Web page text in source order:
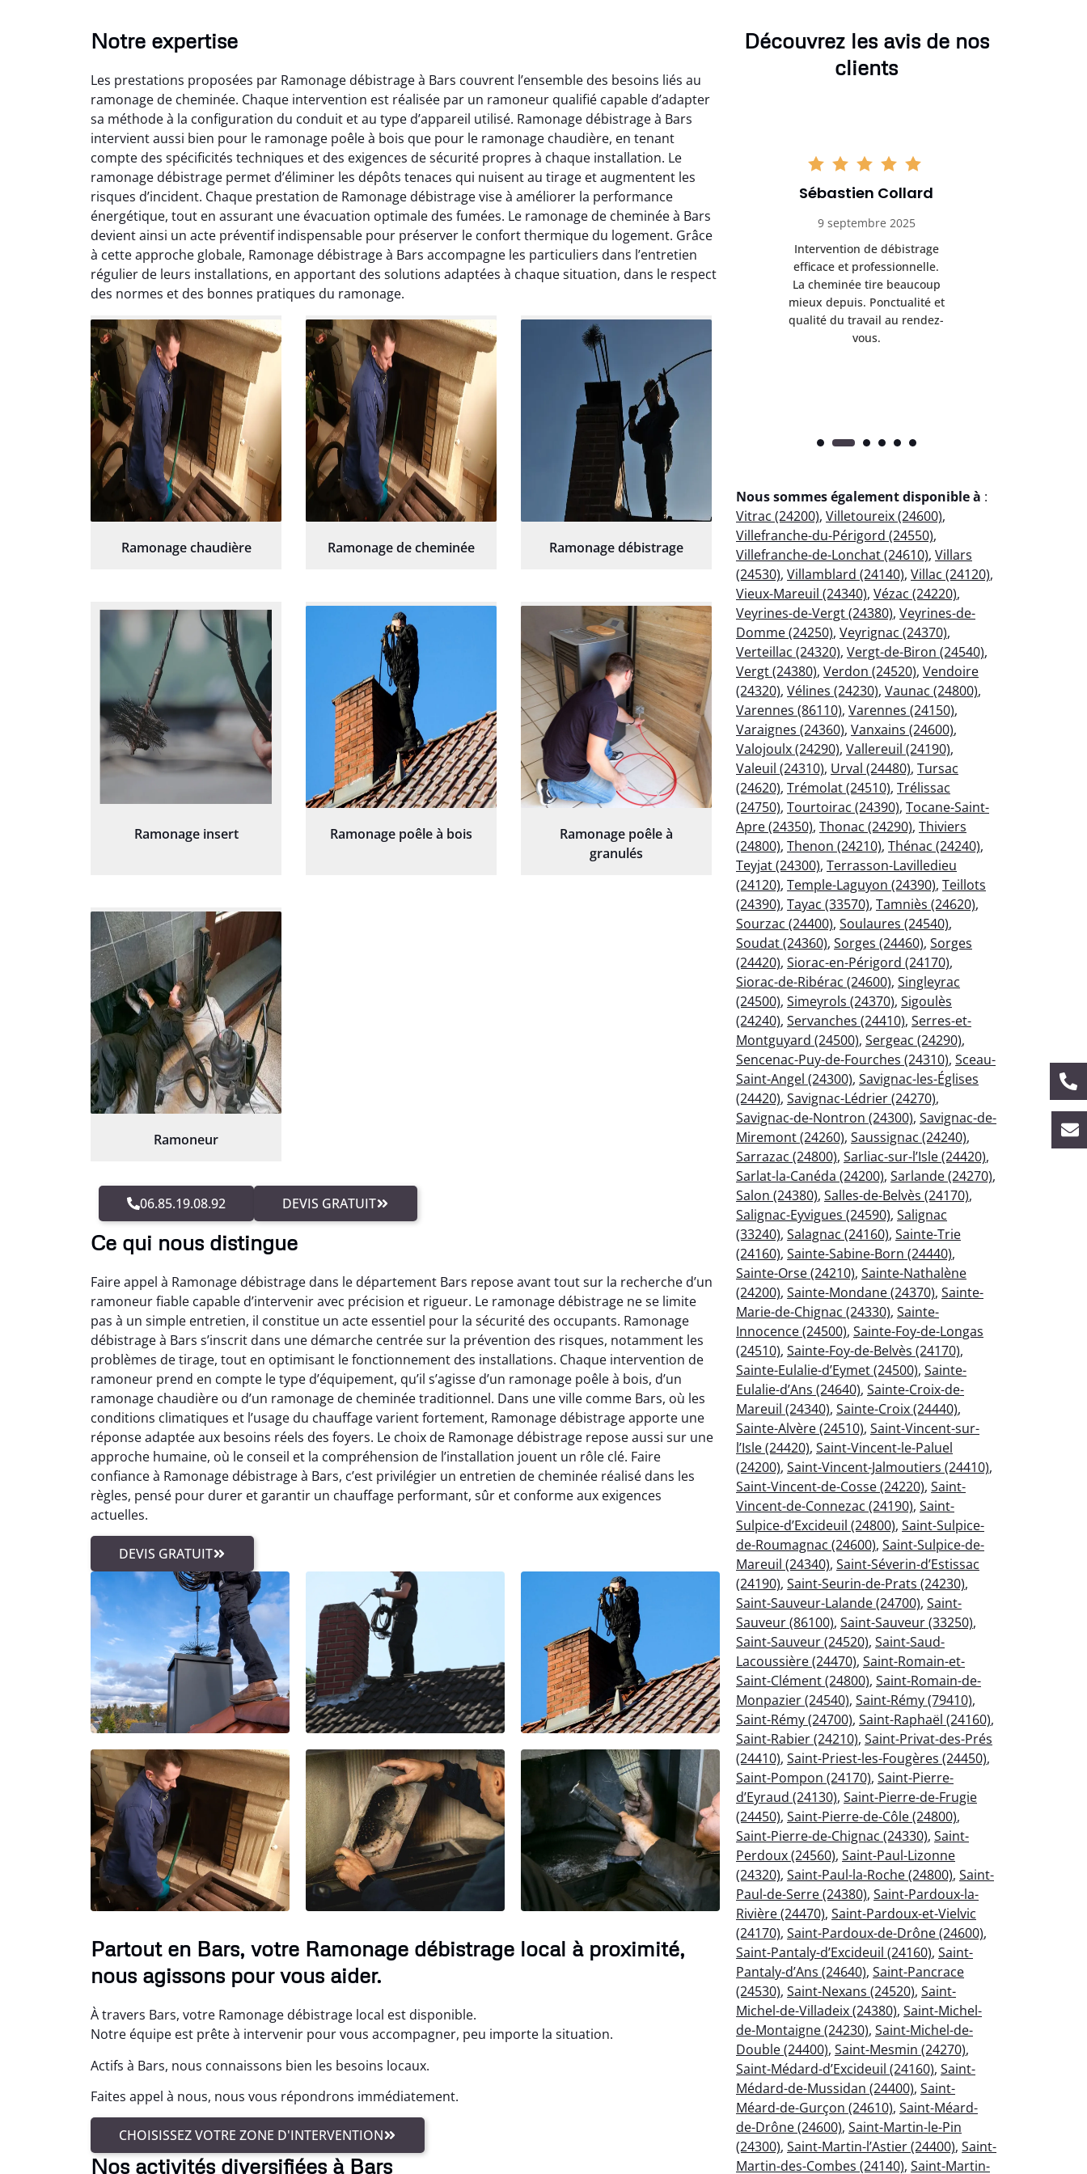
Notre expertise
Les prestations proposées par Ramonage débistrage à Bars couvrent l’ensemble des besoins liés au
ramonage de cheminée. Chaque intervention est réalisée par un ramoneur qualifié capable d’adapter
sa méthode à la configuration du conduit et au type d’appareil utilisé. Ramonage débistrage à Bars
intervient aussi bien pour le ramonage poêle à bois que pour le ramonage chaudière, en tenant
compte des spécificités techniques et des exigences de sécurité propres à chaque installation. Le
ramonage débistrage permet d’éliminer les dépôts tenaces qui nuisent au tirage et augmentent les
risques d’incident. Chaque prestation de Ramonage débistrage vise à améliorer la performance
énergétique, tout en assurant une évacuation optimale des fumées. Le ramonage de cheminée à Bars
devient ainsi un acte préventif indispensable pour préserver le confort thermique du logement. Grâce
à cette approche globale, Ramonage débistrage à Bars accompagne les particuliers dans l’entretien
régulier de leurs installations, en apportant des solutions adaptées à chaque situation, dans le respect
des normes et des bonnes pratiques du ramonage.
Ramonage chaudière Ramonage de cheminée Ramonage débistrage
Ramonage insert Ramonage poêle à bois
Ramonage poêle à
granulés
Ramoneur
06.85.19.08.92 DEVIS GRATUIT
Ce qui nous distingue
Faire appel à Ramonage débistrage dans le département Bars repose avant tout sur la recherche d’un
ramoneur fiable capable d’intervenir avec précision et rigueur. Le ramonage débistrage ne se limite
pas à un simple entretien, il constitue un acte essentiel pour la sécurité des occupants. Ramonage
débistrage à Bars s’inscrit dans une démarche centrée sur la prévention des risques, notamment les
problèmes de tirage, tout en optimisant le fonctionnement des installations. Chaque intervention de
ramoneur prend en compte le type d’équipement, qu’il s’agisse d’un ramonage poêle à bois, d’un
ramonage chaudière ou d’un ramonage de cheminée traditionnel. Dans une ville comme Bars, où les
conditions climatiques et l’usage du chauffage varient fortement, Ramonage débistrage apporte une
réponse adaptée aux besoins réels des foyers. Le choix de Ramonage débistrage repose aussi sur une
approche humaine, où le conseil et la compréhension de l’installation jouent un rôle clé. Faire
confiance à Ramonage débistrage à Bars, c’est privilégier un entretien de cheminée réalisé dans les
règles, pensé pour durer et garantir un chauffage performant, sûr et conforme aux exigences
actuelles.
DEVIS GRATUIT
Partout en Bars, votre Ramonage débistrage local à proximité,
nous agissons pour vous aider.
À travers Bars, votre Ramonage débistrage local est disponible.
Notre équipe est prête à intervenir pour vous accompagner, peu importe la situation.
Actifs à Bars, nous connaissons bien les besoins locaux.
Faites appel à nous, nous vous répondrons immédiatement.
CHOISISSEZ VOTRE ZONE D'INTERVENTION
Nos activités diversifiées à Bars
Découvrez les avis de nos
clients
Loïc Marchand
24 janvier 2026
Très bon travail de
débistrage et ramonage.
nettoyée et fonctionnement
nettement amélioré. Je
recommande sans
hésitation.
Claire Vautrin
21 juin 2025
Ramonage très bien réalisé,
travail propre et soigné.
Toutes les explications ont
laissé impeccable. Service
sérieux et rassurant.
Sébastien Collard
9 septembre 2025
Intervention de débistrage
efficace et professionnelle.
La cheminée tire beaucoup
mieux depuis. Ponctualité et
qualité du travail au rendez-
vous.
Nous sommes également disponible à :
Vitrac (24200), Villetoureix (24600),
Villefranche-du-Périgord (24550),
Villefranche-de-Lonchat (24610), Villars
(24530), Villamblard (24140), Villac (24120),
Vieux-Mareuil (24340), Vézac (24220),
Veyrines-de-Vergt (24380), Veyrines-de-
Domme (24250), Veyrignac (24370),
Verteillac (24320), Vergt-de-Biron (24540),
Vergt (24380), Verdon (24520), Vendoire
(24320), Vélines (24230), Vaunac (24800),
Varennes (86110), Varennes (24150),
Varaignes (24360), Vanxains (24600),
Valojoulx (24290), Vallereuil (24190),
Valeuil (24310), Urval (24480), Tursac
(24620), Trémolat (24510), Trélissac
(24750), Tourtoirac (24390), Tocane-Saint-
Apre (24350), Thonac (24290), Thiviers
(24800), Thenon (24210), Thénac (24240),
Teyjat (24300), Terrasson-Lavilledieu
(24120), Temple-Laguyon (24390), Teillots
(24390), Tayac (33570), Tamniès (24620),
Sourzac (24400), Soulaures (24540),
Soudat (24360), Sorges (24460), Sorges
(24420), Siorac-en-Périgord (24170),
Siorac-de-Ribérac (24600), Singleyrac
(24500), Simeyrols (24370), Sigoulès
(24240), Servanches (24410), Serres-et-
Montguyard (24500), Sergeac (24290),
Sencenac-Puy-de-Fourches (24310), Sceau-
Saint-Angel (24300), Savignac-les-Églises
(24420), Savignac-Lédrier (24270),
Savignac-de-Nontron (24300), Savignac-de-
Miremont (24260), Saussignac (24240),
Sarrazac (24800), Sarliac-sur-l’Isle (24420),
Sarlat-la-Canéda (24200), Sarlande (24270),
Salon (24380), Salles-de-Belvès (24170),
Salignac-Eyvigues (24590), Salignac
(33240), Salagnac (24160), Sainte-Trie
(24160), Sainte-Sabine-Born (24440),
Sainte-Orse (24210), Sainte-Nathalène
(24200), Sainte-Mondane (24370), Sainte-
Marie-de-Chignac (24330), Sainte-
Innocence (24500), Sainte-Foy-de-Longas
(24510), Sainte-Foy-de-Belvès (24170),
Sainte-Eulalie-d’Eymet (24500), Sainte-
Eulalie-d’Ans (24640), Sainte-Croix-de-
Mareuil (24340), Sainte-Croix (24440),
Sainte-Alvère (24510), Saint-Vincent-sur-
l’Isle (24420), Saint-Vincent-le-Paluel
(24200), Saint-Vincent-Jalmoutiers (24410),
Saint-Vincent-de-Cosse (24220), Saint-
Vincent-de-Connezac (24190), Saint-
Sulpice-d’Excideuil (24800), Saint-Sulpice-
de-Roumagnac (24600), Saint-Sulpice-de-
Mareuil (24340), Saint-Séverin-d’Estissac
(24190), Saint-Seurin-de-Prats (24230),
Saint-Sauveur-Lalande (24700), Saint-
Sauveur (86100), Saint-Sauveur (33250),
Saint-Sauveur (24520), Saint-Saud-
Lacoussière (24470), Saint-Romain-et-
Saint-Clément (24800), Saint-Romain-de-
Monpazier (24540), Saint-Rémy (79410),
Saint-Rémy (24700), Saint-Raphaël (24160),
Saint-Rabier (24210), Saint-Privat-des-Prés
(24410), Saint-Priest-les-Fougères (24450),
Saint-Pompon (24170), Saint-Pierre-
d’Eyraud (24130), Saint-Pierre-de-Frugie
(24450), Saint-Pierre-de-Côle (24800),
Saint-Pierre-de-Chignac (24330), Saint-
Perdoux (24560), Saint-Paul-Lizonne
(24320), Saint-Paul-la-Roche (24800), Saint-
Paul-de-Serre (24380), Saint-Pardoux-la-
Rivière (24470), Saint-Pardoux-et-Vielvic
(24170), Saint-Pardoux-de-Drône (24600),
Saint-Pantaly-d’Excideuil (24160), Saint-
Pantaly-d’Ans (24640), Saint-Pancrace
(24530), Saint-Nexans (24520), Saint-
Michel-de-Villadeix (24380), Saint-Michel-
de-Montaigne (24230), Saint-Michel-de-
Double (24400), Saint-Mesmin (24270),
Saint-Médard-d’Excideuil (24160), Saint-
Médard-de-Mussidan (24400), Saint-
Méard-de-Gurçon (24610), Saint-Méard-
de-Drône (24600), Saint-Martin-le-Pin
(24300), Saint-Martin-l’Astier (24400), Saint-
Martin-des-Combes (24140), Saint-Martin-